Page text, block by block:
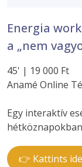
Energia
a „nem
45' | 19 000 Ft
Anamé Online
Egy interaktív
👉 Kattints